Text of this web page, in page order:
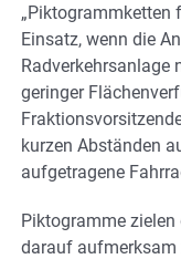
„Piktogrammketten
Einsatz, wenn die
Radverkehrsanlage
geringer
kurzen Abständen
aufgetragene
Piktogramme
darauf aufmerksam